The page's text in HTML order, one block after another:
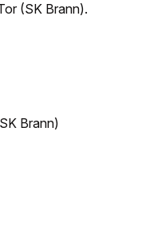
(SK Brann).
Brann)